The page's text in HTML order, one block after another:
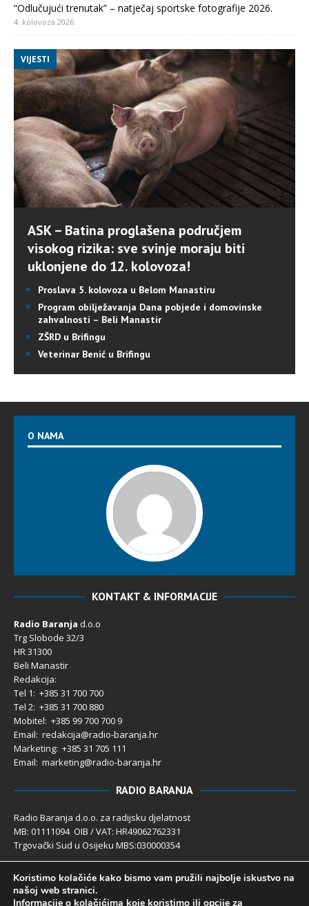
“Odlučujući trenutak” – natječaj sportske fotografije 2026.
4. kolovoza 2026.
VIJESTI
ASK – Batina proglašena područjem
visokog rizika: sve svinje moraju biti
uklonjene do 12. kolovoza!
Proslava 5. kolovoza u Belom Manastiru
Program obilježavanja Dana pobjede i domovinske
zahvalnosti – Beli Manastir
ZŠRD u Brifingu
Veterinar Benić u Brifingu
O NAMA
KONTAKT & INFORMACIJE
Radio Baranja d.o.o
Trg Slobode 32/3
HR 31300
Beli Manastir
Redakcija:
Tel 1: +385 31 700 700
Tel 2: +385 31 700 880
Mobitel: +385 99 700 700 9
Email: redakcija@radio-baranja.hr
Marketing: +385 31 705 111
Email: marketing@radio-baranja.hr
RADIO BARANJA
Radio Baranja d.o.o. za radijsku djelatnost
MB: 01111094 OIB / VAT: HR49062762331
Trgovački Sud u Osijeku MBS:030000354
Temeljni kapital 2.600,00 € uplaćen u cijelosti
Poslovni račun PBZ: 2340009-1100121402
IBAN: HR4123400091100121402
Koristimo kolačiće kako bismo vam pružili najbolje iskustvo na
našoj web stranici.
Informacije o kolačićima koje koristimo ili opcije za